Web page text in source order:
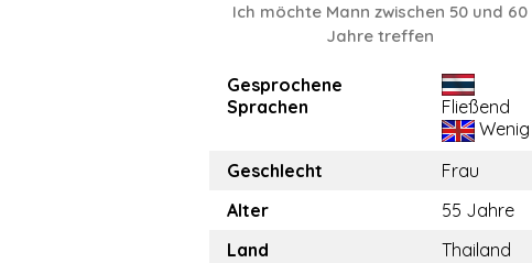
Ich möchte Mann zwischen 50 und 60
Jahre treffen
Gesprochene
Sprachen
Fließend
Wenig
Geschlecht
Frau
Alter
55 Jahre
Land
Thailand